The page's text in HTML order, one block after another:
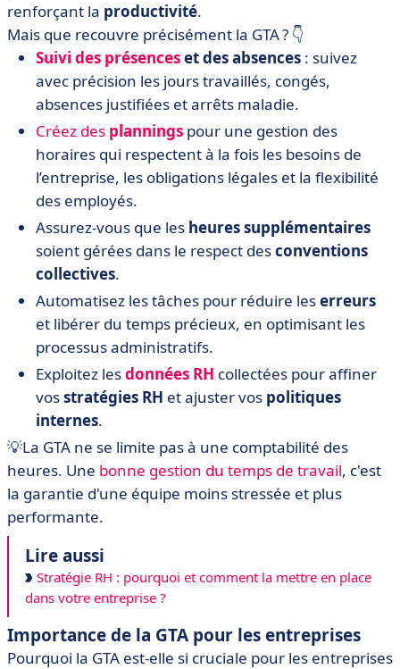
renforçant la productivité.
Mais que recouvre précisément la GTA ? 👇
Suivi des présenceset des absences : suivez
avec précision les jours travaillés, congés,
absences justifiées et arrêts maladie.
Créez des plannings pour une gestion des
horaires qui respectent à la fois les besoins de
l’entreprise, les obligations légales et la flexibilité
des employés.
Assurez-vous que les heures supplémentaires
soient gérées dans le respect desconventions
collectives.
Automatisez les tâches pour réduire leserreurs
et libérer du temps précieux, en optimisant les
processus administratifs.
Exploitez lesdonnées RH collectées pour affiner
vosstratégies RH et ajuster vos politiques
internes.
💡La GTA ne se limite pas à une comptabilité des
heures. Une bonne gestion du temps de travail, c'est
la garantie d'une équipe moins stressée et plus
performante.
Lire aussi
Stratégie RH : pourquoi et comment la mettre en place
dans votre entreprise ?
Importance de la GTA pour les entreprises
Pourquoi la GTA est-elle si cruciale pour les entreprises